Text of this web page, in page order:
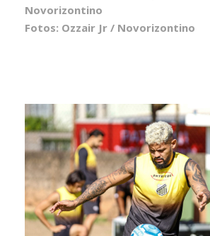
Novorizontino
Fotos: Ozzair Jr / Novorizontino